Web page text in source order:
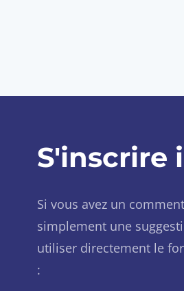
S'inscrire
Si vous avez un
simplement une
utiliser directement le
: